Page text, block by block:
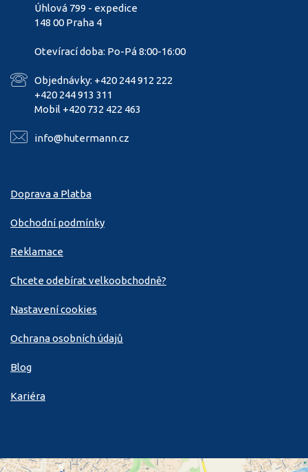
Úhlová 799 - expedice
148 00 Praha 4
Otevírací doba: Po-Pá 8:00-16:00
Objednávky: +420 244 912 222
+420 244 913 311
Mobil +420 732 422 463
info@hutermann.cz
Doprava a Platba
Obchodní podmínky
Reklamace
Chcete odebírat velkoobchodně?
Nastavení cookies
Ochrana osobních údajů
Blog
Kariéra